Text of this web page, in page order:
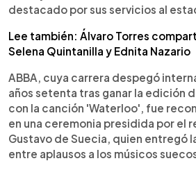
destacado por sus servicios al
Lee también: Álvaro Torres
Selena Quintanilla y Ednita Nazario
ABBA, cuya carrera despegó
años setenta tras ganar la edición
con la canción 'Waterloo', fue
en una ceremonia presidida por el
Gustavo de Suecia, quien entregó
entre aplausos a los músicos